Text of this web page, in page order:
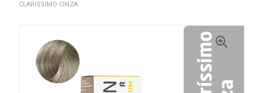
CLARISSIMO CINZA